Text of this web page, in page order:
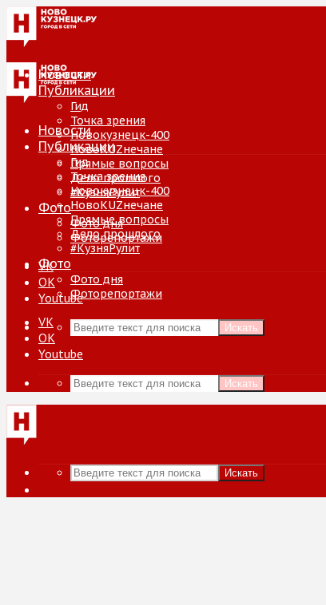
Новости
Публикации
Гид
Точка зрения
Новокузнецк-400
НовоKUZнечане
Прямые вопросы
Дело прошлого
#КузняРулит
Фото
Фото дня
Фоторепортажи
VK
ОК
Youtube
Искать
Новости
Публикации
Гид
Точка зрения
Новокузнецк-400
НовоKUZнечане
Прямые вопросы
Дело прошлого
#КузняРулит
Фото
Фото дня
Фоторепортажи
VK
ОК
Youtube
Искать
Искать